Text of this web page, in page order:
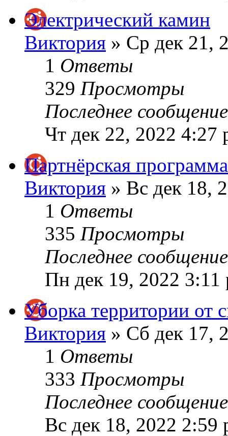
Электрический камин
Виктория » Ср дек 21,
1 Ответы
329 Просмотры
Последнее
Чт дек 22, 2022 4:27
Партнёрская программа
Виктория » Вс дек 18,
1 Ответы
335 Просмотры
Последнее
Пн дек 19, 2022 3:11
Уборка территории от
Виктория » Сб дек 17,
1 Ответы
333 Просмотры
Последнее
Вс дек 18, 2022 2:59